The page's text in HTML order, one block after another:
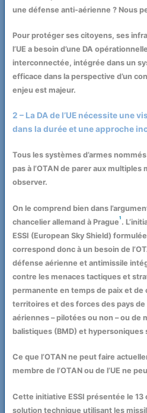
une défense anti-aérienne ? Nous
Pour protéger ses citoyens, ses
l’UE a besoin d’une DA
interconnectée, intégrée dans un
efficace dans la perspective d’un
enjeu est majeur.
2 – La DA de l’UE nécessite une
dans la durée et une approche
Tous les systèmes d’armes
pas à l’OTAN de parer aux multiples
observer.
On le comprend bien dans
chancelier allemand à Prague1 .
ESSI (European Sky Shield)
correspond donc à un besoin de
défense aérienne et antimissile
contre les menaces tactiques et
permanente en temps de paix et de
territoires et des forces des pays de
aériennes – pilotées ou non – ou de
balistiques (BMD) et hypersoniques
Ce que l’OTAN ne peut faire
membre de l’OTAN ou de l’UE ne
Cette initiative ESSI présentée le
solution technique utilisant les